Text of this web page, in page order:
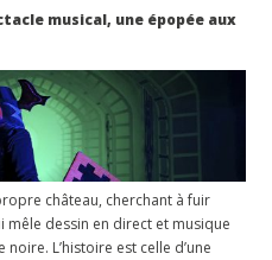
musical, une épopée aux
château, cherchant à fuir
mêle dessin en direct et musique
L’histoire est celle d’une